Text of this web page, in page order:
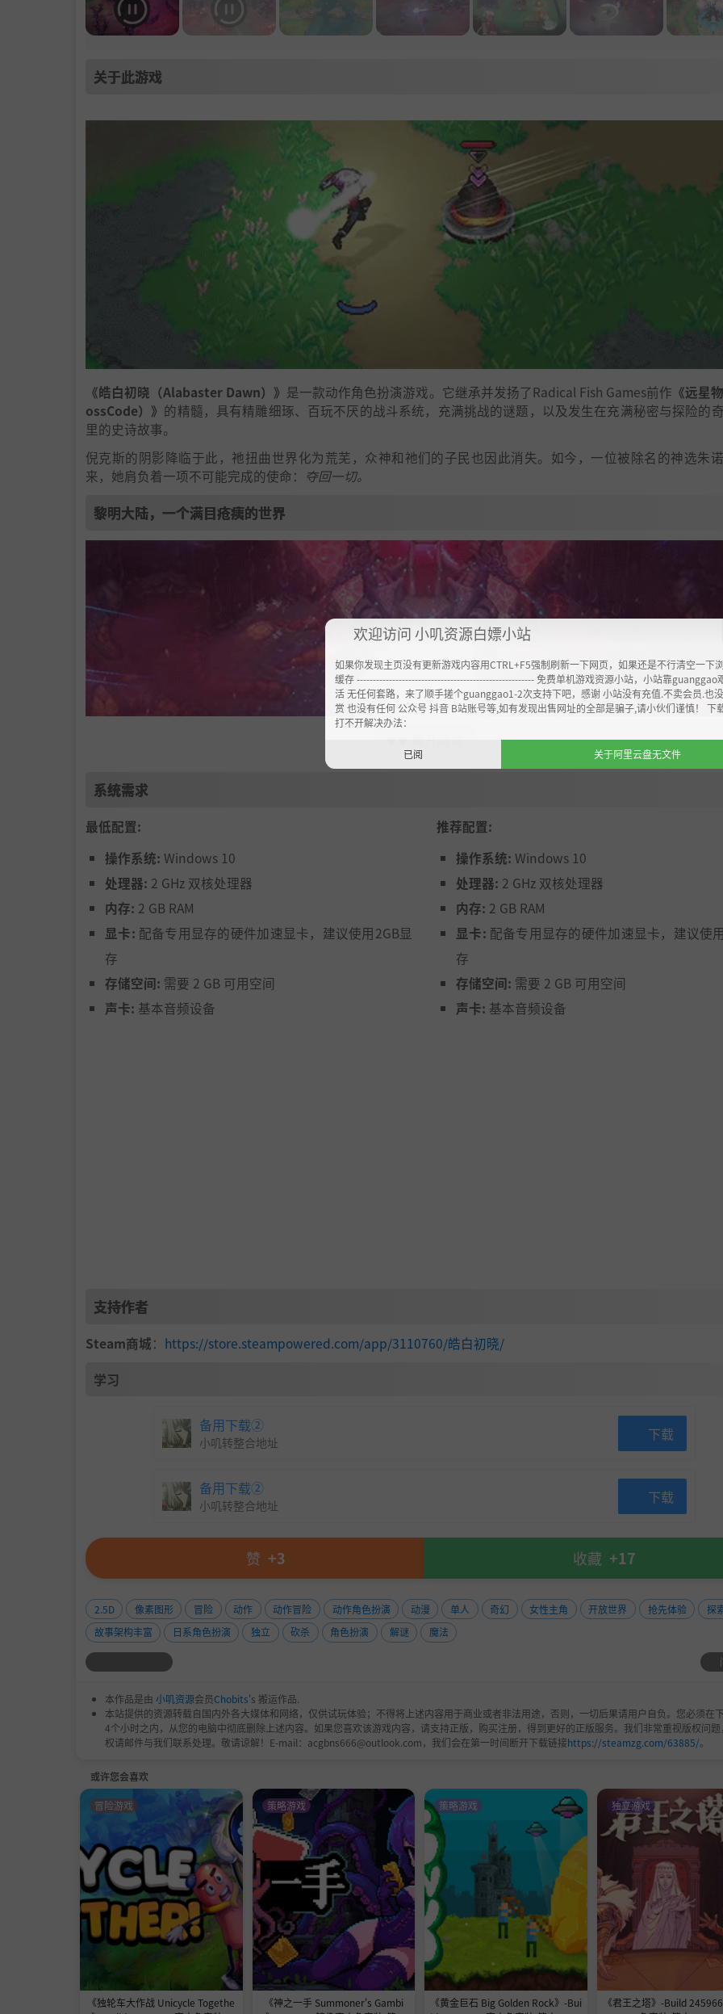
关于此游戏
《皓白初晓（Alabaster Dawn）》 是一款动作角色扮演游戏。它继承并发扬了Radical Fish Games前作 《远星
ossCode）》 的精髓，具有精雕细琢、百玩不厌的战斗系统，充满挑战的谜题，以及发生在充满秘密与探险的
里的史诗故事。
倪克斯的阴影降临于此，祂扭曲世界化为荒芜，众神和祂们的子民也因此消失。如今，一位被除名的神选朱
来，她肩负着一项不可能完成的使命： 夺回一切。
黎明大陆，一个满目疮痍的世界
孤身一人又没有众神指引的朱诺，发现自己正身处一片曾被她称为家园的废土中。
斯驱逐出这个世界。要想重建世界，唯有团结；而要打破诅咒，唯有神选的力量。
但众神去了哪里？人类沉睡了多久？倪克斯的真身又是什么？
在这场宏大的冒险中，一场（预定）30-60小时的游戏体验正等待着你探索。其中包含七个独特的区域和众多待
的秘密。帮助他人来重建定居点、巩固贸易路线并发展科技。新进展将伴随着定居点的视觉变化，为你开启全新
在敌人间起舞
沉浸体验受
等游戏启发的快节奏战斗系统。你将全面掌控共计4种元素
特的武器，且每种元素可随时装配两种武器。为了对抗游戏中形形色色的敌人，你需要利用一切可用手段——你
时切换你的装备，即使在战斗中也不例外！
升基础属性，也有的提供具体增益，改变你与敌人的交战方式。在
你甚至可以升级你的治疗手段！在休息点烹饪菜肴以增加你的治愈珠芽储备，并解锁短暂但强力的
各种各样的菜肴并使用你的增益，你的
把它们转化为珍贵的"美食经验"岂不是暴殄天物！
系统需求
最低配置:
操作系统: Windows 10
处理器: 2 GHz 双核处理器
内存: 2 GB RAM
显卡: 配备专用显存的硬件加速显卡，建议使用2GB显
存
存储空间: 需要 2 GB 可用空间
声卡: 基本音频设备
推荐配置:
操作系统: Windows 10
处理器: 2 GHz 双核处理器
内存: 2 GB RAM
显卡: 配备专用显存的硬件加速显卡，建议使
存
存储空间: 需要 2 GB 可用空间
声卡: 基本音频设备
支持作者
Steam商城： https://store.steampowered.com/app/3110760/皓白初晓/
学习
备用下载②
小叽转整合地址 下载
备用下载②
小叽转整合地址 下载
赞 +3 收藏 +17
2.5D 像素图形 冒险 动作 动作冒险 动作角色扮演 动漫 单人 奇幻 女性主角 开放世界 抢先体验
探
故事架构丰富
日系角色扮演 独立 砍杀 角色扮演 解谜 魔法
本作品是由 小叽资源会员Chobits's 搬运作品.
本站提供的资源转载自国内外各大媒体和网络，仅供试玩体验；不得将上述内容用于商业或者非法用途，否则，一切后果请用户自负。您必须在
4个小时之内，从您的电脑中彻底删除上述内容。如果您喜欢该游戏内容，请支持正版，购买注册，得到更好的正版服务。我们非常重视版权问题
权请邮件与我们联系处理。敬请谅解！E-mail：acgbns666@outlook.com，我们会在第一时间断开下载链接https://steamzg.com/63885/。
或许您会喜欢
《独轮车大作战 Unicycle Togethe
冒险游戏
《神之一手 Summoner's Gambi
策略游戏
《黄金巨石 Big Golden Rock》-Bui
策略游戏
《君王之塔》-Build
独立游戏
欢迎访问 小叽资源白嫖小站
如果你发现主页没有更新游戏内容用CTRL+F5强制刷新一下网页，如果还是不行清空一下
缓存 ------------------------------------------------------- 免费单机游戏资源小站，小站靠guanggao
活 无任何套路，来了顺手搓个guanggao1-2次支持下吧，感谢 小站没有充值.不卖会员.也
赏 也没有任何 公众号 抖音 B站账号等,如有发现出售网址的全部是骗子,请小伙们谨慎！ 下
打不开解决办法：
已阅 关于阿里云盘无文件